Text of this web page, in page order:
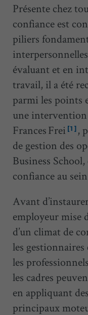
Présente chez
confiance est
piliers
évaluant et en
travail, il a été
parmi les points
une
Frances Frei [1] ,
de gestion des
Business
confiance au
Avant
employeur mise
d’un climat de
les
les
les cadres
en appliquant
principaux